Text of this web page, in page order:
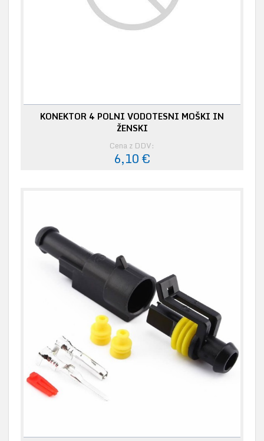
KONEKTOR 4 POLNI VODOTESNI MOŠKI IN
ŽENSKI
Cena z DDV:
6,10 €